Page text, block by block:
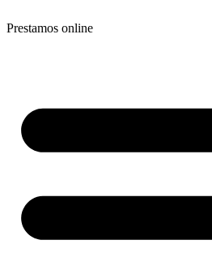
Prestamos online